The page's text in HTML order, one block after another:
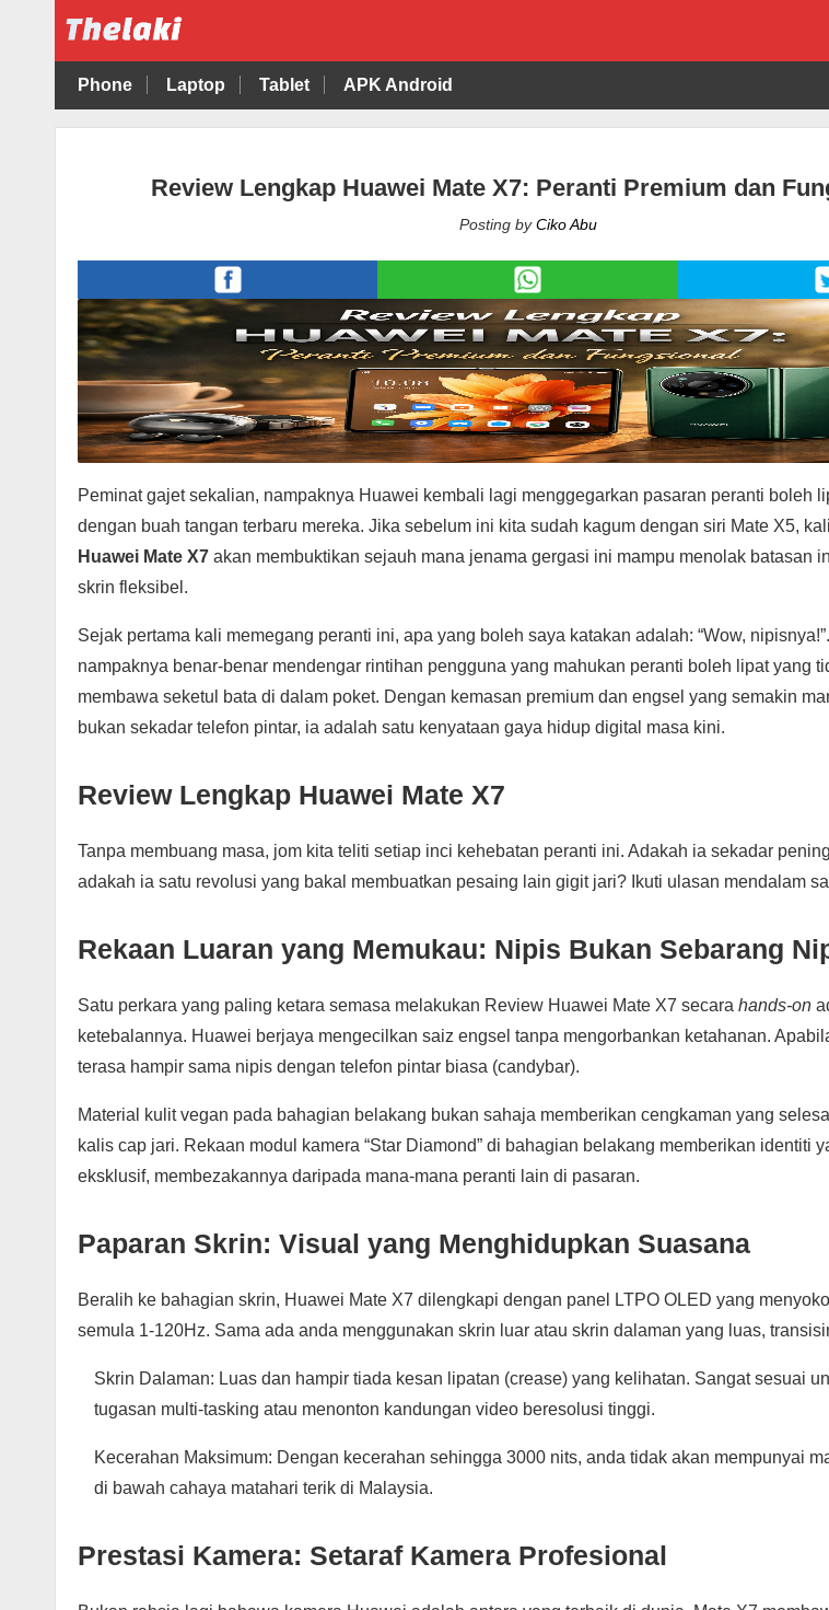
Phone Laptop Tablet APK Android
Review Lengkap Huawei Mate X7: Peranti Premium dan
Posting byCiko Abu
Peminat gajet sekalian, nampaknya Huawei kembali lagi menggegarkan pasaran peranti boleh
dengan buah tangan terbaru mereka. Jika sebelum ini kita sudah kagum dengan siri Mate X5,
Huawei Mate X7 akan membuktikan sejauh mana jenama gergasi ini mampu menolak batasan
skrin fleksibel.
Sejak pertama kali memegang peranti ini, apa yang boleh saya katakan adalah: “Wow,
nampaknya benar-benar mendengar rintihan pengguna yang mahukan peranti boleh lipat yang
membawa seketul bata di dalam poket. Dengan kemasan premium dan engsel yang semakin
bukan sekadar telefon pintar, ia adalah satu kenyataan gaya hidup digital masa kini.
Review Lengkap Huawei Mate X7
Tanpa membuang masa, jom kita teliti setiap inci kehebatan peranti ini. Adakah ia sekadar
adakah ia satu revolusi yang bakal membuatkan pesaing lain gigit jari? Ikuti ulasan mendalam
Rekaan Luaran yang Memukau: Nipis Bukan Sebarang
Satu perkara yang paling ketara semasa melakukan Review Huawei Mate X7 secara hands-on
ketebalannya. Huawei berjaya mengecilkan saiz engsel tanpa mengorbankan ketahanan.
terasa hampir sama nipis dengan telefon pintar biasa (candybar).
Material kulit vegan pada bahagian belakang bukan sahaja memberikan cengkaman yang
kalis cap jari. Rekaan modul kamera “Star Diamond” di bahagian belakang memberikan identiti
eksklusif, membezakannya daripada mana-mana peranti lain di pasaran.
Paparan Skrin: Visual yang Menghidupkan Suasana
Beralih ke bahagian skrin, Huawei Mate X7 dilengkapi dengan panel LTPO OLED yang
semula 1-120Hz. Sama ada anda menggunakan skrin luar atau skrin dalaman yang luas,
Skrin Dalaman: Luas dan hampir tiada kesan lipatan (crease) yang kelihatan. Sangat sesuai
tugasan multi-tasking atau menonton kandungan video beresolusi tinggi.
Kecerahan Maksimum: Dengan kecerahan sehingga 3000 nits, anda tidak akan mempunyai
di bawah cahaya matahari terik di Malaysia.
Prestasi Kamera: Setaraf Kamera Profesional